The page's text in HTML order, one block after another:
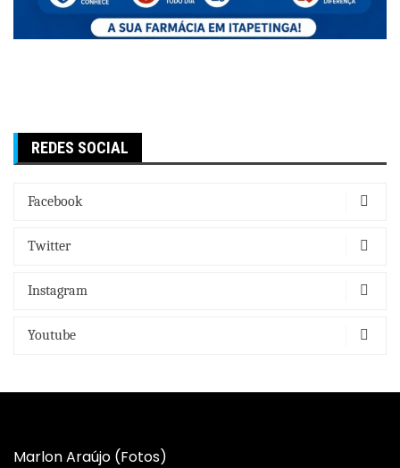
REDES SOCIAL
Facebook
Twitter
Instagram
Youtube
Marlon Araújo (Fotos)